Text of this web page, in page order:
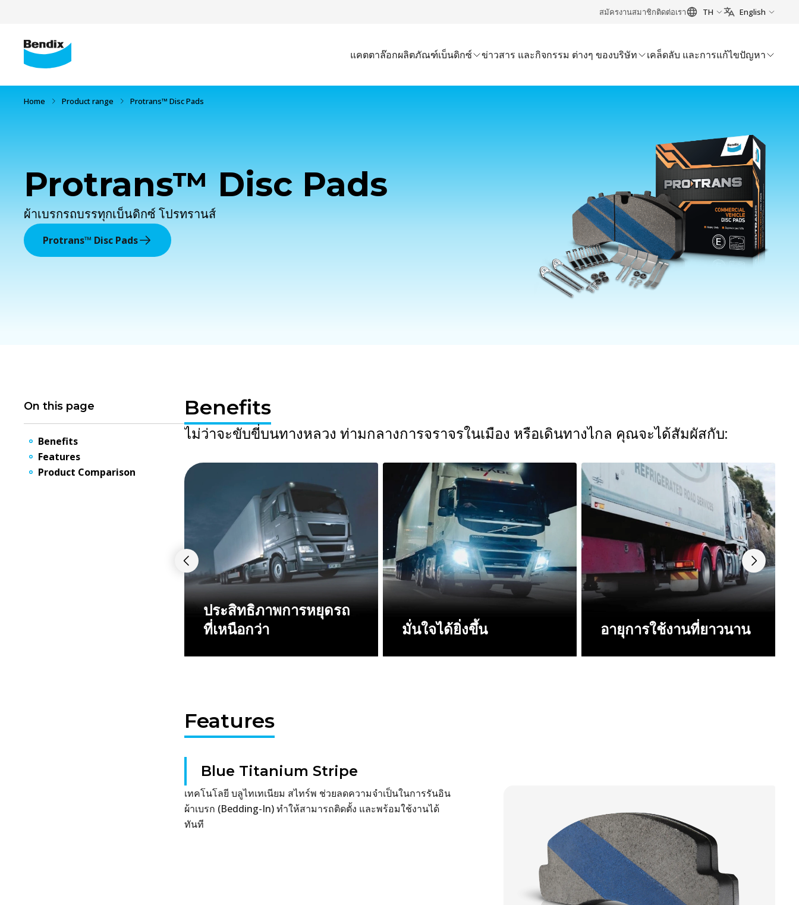
สมัครงานสมาชิกติดต่อเรา TH English
แคตตาล๊อกผลิตภัณฑ์เบ็นดิกซ์ ข่าวสาร และกิจกรรม ต่างๆ ของบริษัท เคล็ดลับ และการแก้ไขปัญหา
Home Product range Protrans™ Disc Pads
Protrans™ Disc Pads
ผ้าเบรกรถบรรทุกเบ็นดิกซ์ โปรทรานส์
Protrans™ Disc Pads
On this page
Benefits
Features
Product Comparison
Benefits
ไม่ว่าจะขับขี่บนทางหลวง ท่ามกลางการจราจรในเมือง หรือเดินทางไกล คุณจะได้สัมผัสกับ:
ประสิทธิภาพการหยุดรถ
ที่เหนือกว่า
มั่นใจได้ยิ่งขึ้น อายุการใช้งานที่ยาวนาน
Features
Blue Titanium Stripe
เทคโนโลยี บลูไทเทเนียม สไทร์พ ช่วยลดความจำเป็นในการรันอิน
ผ้าเบรก (Bedding-In) ทำให้สามารถติดตั้ง และพร้อมใช้งานได้
ทันที